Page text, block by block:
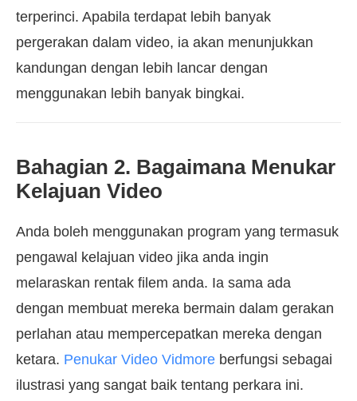
terperinci. Apabila terdapat lebih banyak
pergerakan dalam video, ia akan menunjukkan
kandungan dengan lebih lancar dengan
menggunakan lebih banyak bingkai.
Bahagian 2. Bagaimana Menukar
Kelajuan Video
Anda boleh menggunakan program yang termasuk
pengawal kelajuan video jika anda ingin
melaraskan rentak filem anda. Ia sama ada
dengan membuat mereka bermain dalam gerakan
perlahan atau mempercepatkan mereka dengan
ketara. Penukar Video Vidmore berfungsi sebagai
ilustrasi yang sangat baik tentang perkara ini.